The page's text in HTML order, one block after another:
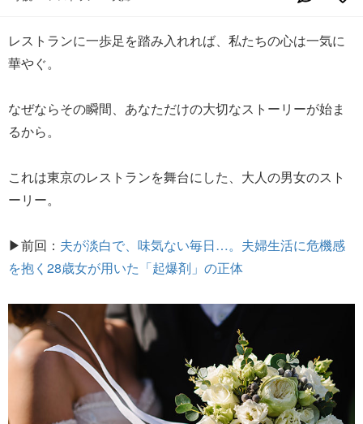
レストランに一歩足を踏み入れれば、私たちの心は一気に
華やぐ。
なぜならその瞬間、あなただけの大切なストーリーが始ま
るから。
これは東京のレストランを舞台にした、大人の男女のスト
ーリー。
▶前回： 夫が淡白で、味気ない毎日…。夫婦生活に危機感
を抱く28歳女が用いた「起爆剤」の正体